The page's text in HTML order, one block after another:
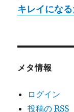
キレイにな
メタ情報
ログイン
投稿のRSS